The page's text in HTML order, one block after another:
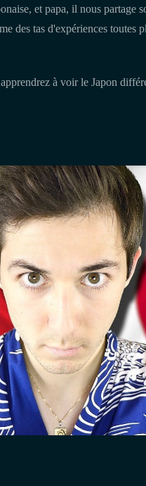
et papa, il nous partage
des tas d'expériences toutes
à voir le Japon